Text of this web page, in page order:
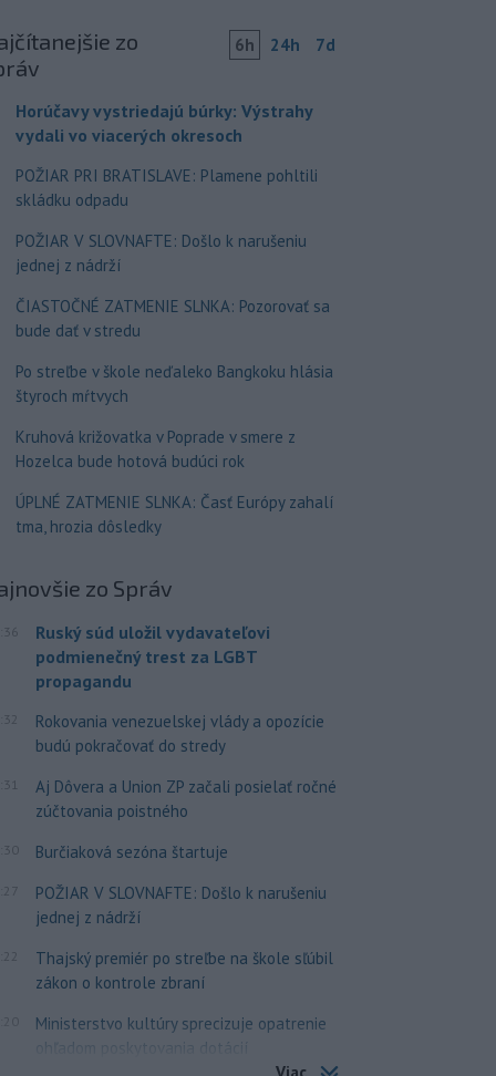
zo
6h 24h 7d
Horúčavy vystriedajú búrky: Výstrahy
vydali vo viacerých okresoch
POŽIAR PRI BRATISLAVE: Plamene pohltili
skládku odpadu
POŽIAR V SLOVNAFTE: Došlo k narušeniu
jednej z nádrží
ČIASTOČNÉ ZATMENIE SLNKA: Pozorovať sa
bude dať v stredu
Po streľbe v škole neďaleko Bangkoku hlásia
štyroch mŕtvych
Kruhová križovatka v Poprade v smere z
Hozelca bude hotová budúci rok
ÚPLNÉ ZATMENIE SLNKA: Časť Európy zahalí
tma, hrozia dôsledky
zo Správ
Ruský súd uložil vydavateľovi
podmienečný trest za LGBT
propagandu
Rokovania venezuelskej vlády a opozície
budú pokračovať do stredy
Aj Dôvera a Union ZP začali posielať ročné
zúčtovania poistného
Burčiaková sezóna štartuje
POŽIAR V SLOVNAFTE: Došlo k narušeniu
jednej z nádrží
Thajský premiér po streľbe na škole sľúbil
zákon o kontrole zbraní
Ministerstvo kultúry sprecizuje opatrenie
ohľadom poskytovania dotácií